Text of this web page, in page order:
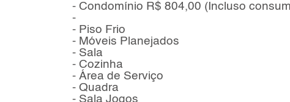
- Condomínio R$ 804,00 (Incluso
-
- Piso Frio
- Móveis Planejados
- Sala
- Cozinha
- Área de Serviço
- Quadra
- Sala Jogos